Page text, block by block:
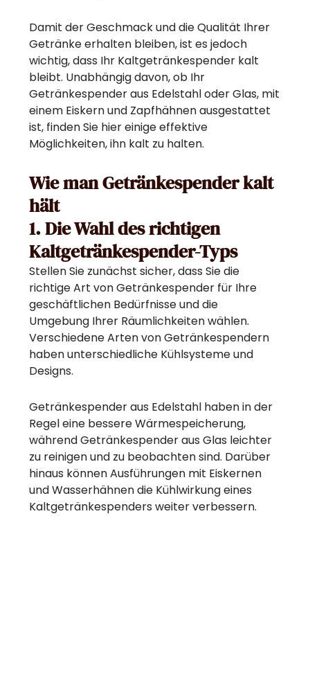
Damit der Geschmack und die Qualität Ihrer
Getränke erhalten bleiben, ist es jedoch
wichtig, dass Ihr Kaltgetränkespender kalt
bleibt. Unabhängig davon, ob Ihr
Getränkespender aus Edelstahl oder Glas, mit
einem Eiskern und Zapfhähnen ausgestattet
ist, finden Sie hier einige effektive
Möglichkeiten, ihn kalt zu halten.
Wie man Getränkespender kalt
hält
1. Die Wahl des richtigen
Kaltgetränkespender-Typs
Stellen Sie zunächst sicher, dass Sie die
richtige Art von Getränkespender für Ihre
geschäftlichen Bedürfnisse und die
Umgebung Ihrer Räumlichkeiten wählen.
Verschiedene Arten von Getränkespendern
haben unterschiedliche Kühlsysteme und
Designs.
Getränkespender aus Edelstahl haben in der
Regel eine bessere Wärmespeicherung,
während Getränkespender aus Glas leichter
zu reinigen und zu beobachten sind. Darüber
hinaus können Ausführungen mit Eiskernen
und Wasserhähnen die Kühlwirkung eines
Kaltgetränkespenders weiter verbessern.